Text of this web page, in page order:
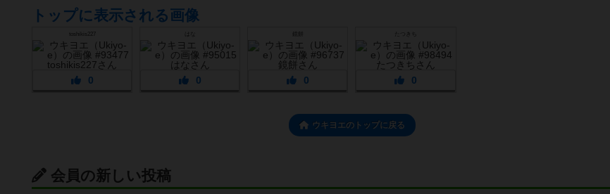
トップに表示される画像
toshikis227
0
はな
0 0
たつきち
0
ウキヨエのトップに戻る
会員の新しい投稿